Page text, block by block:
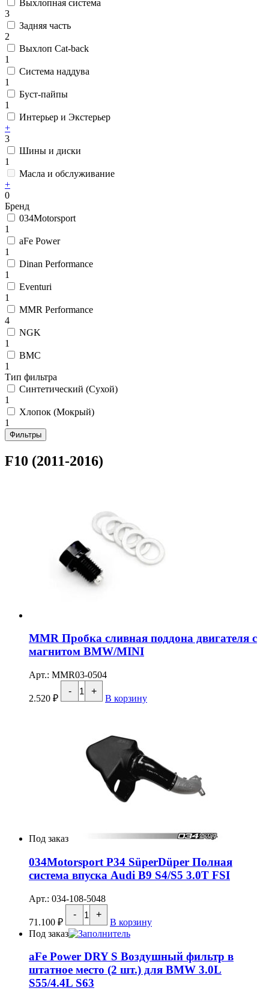
Выхлопная система
3
Задняя часть
2
Выхлоп Cat-back
1
Система наддува
1
Буст-пайпы
1
Интерьер и Экстерьер
+
3
Шины и диски
1
Масла и обслуживание
+
0
Бренд
034Motorsport
1
aFe Power
1
Dinan Performance
1
Eventuri
1
MMR Performance
4
NGK
1
BMC
1
Тип фильтра
Синтетический (Сухой)
1
Хлопок (Мокрый)
1
Фильтры
F10 (2011-2016)
MMR Пробка сливная поддона двигателя с
магнитом BMW/MINI
Арт.: MMR03-0504
2.520 ₽
-
Количество
товара
MMR
двигателя
магнитом
BMW/MINI
+
В корзину
Под заказ
034Motorsport P34 SüperDüper Полная
система впуска Audi B9 S4/S5 3.0T FSI
Арт.: 034-108-5048
71.100 ₽
-
Количество
товара
034Motorsport
P34
Полная
система
впуска
Audi
+
В корзину
Под заказ
aFe Power DRY S Воздушный фильтр в
штатное место (2 шт.) для BMW 3.0L
S55/4.4L S63